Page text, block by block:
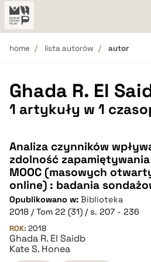
home lista autorów autor
Ghada R. El
1 artykuły w 1
Analiza czynników
zdolność
MOOC (masowych
online) : badania
Opublikowano w: Biblioteka
2018 / Tom 22 (31) / s. 207 - 236
ROK: 2018
Ghada R. El Saidb
Kate S. Honea